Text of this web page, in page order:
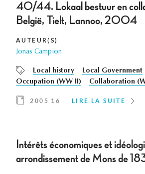
40/44. Lokaal bestuur en
België, Tielt, Lannoo, 2004
AUTEUR(S)
Jonas Campion
Local history
Local Government
Occupation (WW II)
Collaboration
2005 16 LIRE LA SUITE
Intérêts économiques et
arrondissement de Mons de